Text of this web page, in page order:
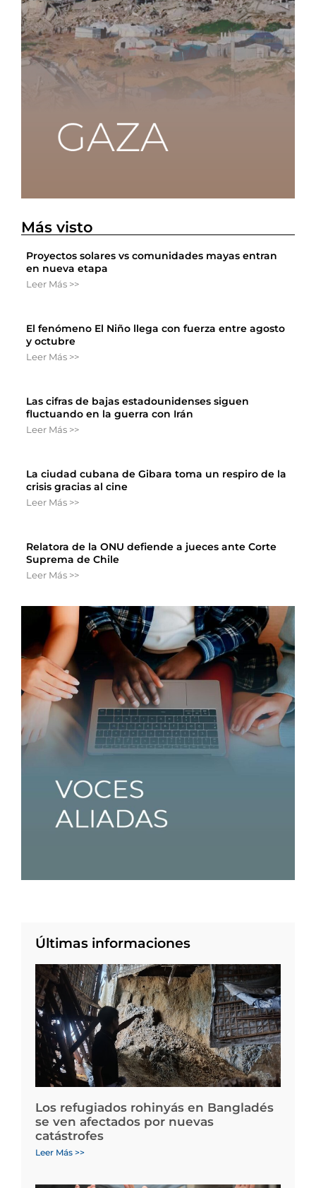
Más visto
Proyectos solares vs comunidades mayas entran
en nueva etapa
Leer Más >>
El fenómeno El Niño llega con fuerza entre agosto
y octubre
Leer Más >>
Las cifras de bajas estadounidenses siguen
fluctuando en la guerra con Irán
Leer Más >>
La ciudad cubana de Gibara toma un respiro de la
crisis gracias al cine
Leer Más >>
Relatora de la ONU defiende a jueces ante Corte
Suprema de Chile
Leer Más >>
Últimas informaciones
Los refugiados rohinyás en Bangladés
se ven afectados por nuevas
catástrofes
Leer Más >>